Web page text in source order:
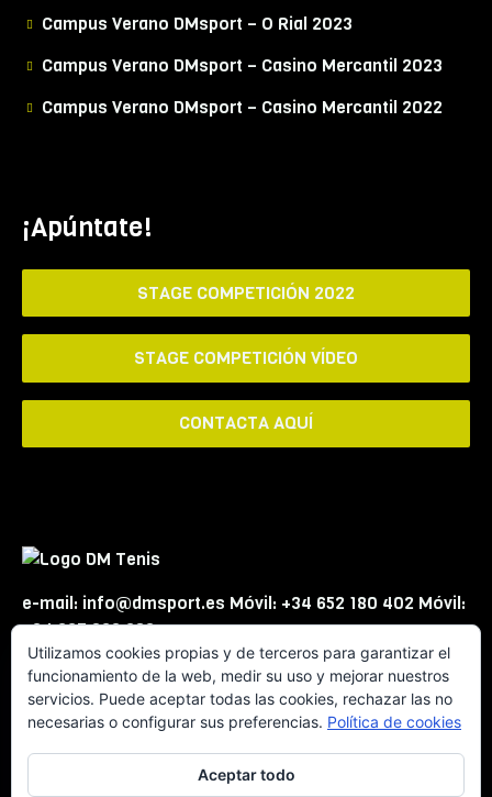
Campus Verano DMsport – O Rial 2023
Campus Verano DMsport – Casino Mercantil 2023
Campus Verano DMsport – Casino Mercantil 2022
¡Apúntate!
STAGE COMPETICIÓN 2022
STAGE COMPETICIÓN VÍDEO
CONTACTA AQUÍ
e-mail: info@dmsport.es Móvil: +34 652 180 402 Móvil:
+34 667 863 623
Utilizamos cookies propias y de terceros para garantizar el
funcionamiento de la web, medir su uso y mejorar nuestros
servicios. Puede aceptar todas las cookies, rechazar las no
necesarias o configurar sus preferencias. Política de cookies
Aceptar todo